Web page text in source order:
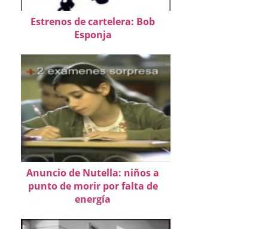
Estrenos de cartelera: Bob
Esponja
Anuncio de Nutella: niños a
punto de morir por falta de
energía